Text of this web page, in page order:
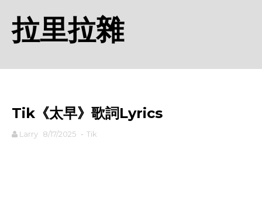
拉里拉雜
Tik《太早》歌詞Lyrics
Larry 8/17/2025 - Tik